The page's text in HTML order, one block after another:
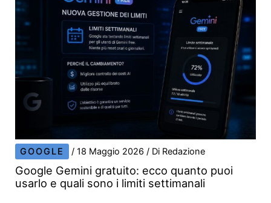
GOOGLE /18 Maggio 2026/ Di Redazione
Google Gemini gratuito: ecco quanto puoi
usarlo e quali sono i limiti settimanali